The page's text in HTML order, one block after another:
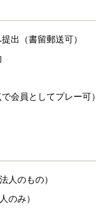
出（書留郵送可）
会員としてプレー可）
人のもの）
のみ）